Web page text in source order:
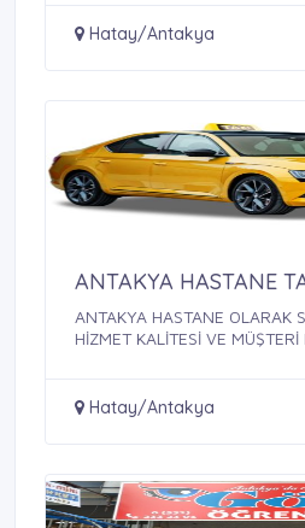
Hatay/Antakya
ANTAKYA HASTANE
ANTAKYA HASTANE OLARAK
HİZMET KALİTESİ VE
Hatay/Antakya